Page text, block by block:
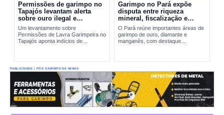
Permissões de garimpo no
Tapajós levantam alerta
sobre ouro ilegal e
contaminação por mercúrio
Um levantamento sobre
Permissões de Lavra Garimpeira no
Tapajós aponta indícios de
amplia preocupações sobre...
Garimpo no Pará expõe
disputa entre riqueza
mineral, fiscalização e
riscos ambientais
O Pará reúne importantes áreas de
garimpo de ouro, diamante e
manganês, com destaque...
PUBLICIDADE | PÓS GARIMPO DE MINAS